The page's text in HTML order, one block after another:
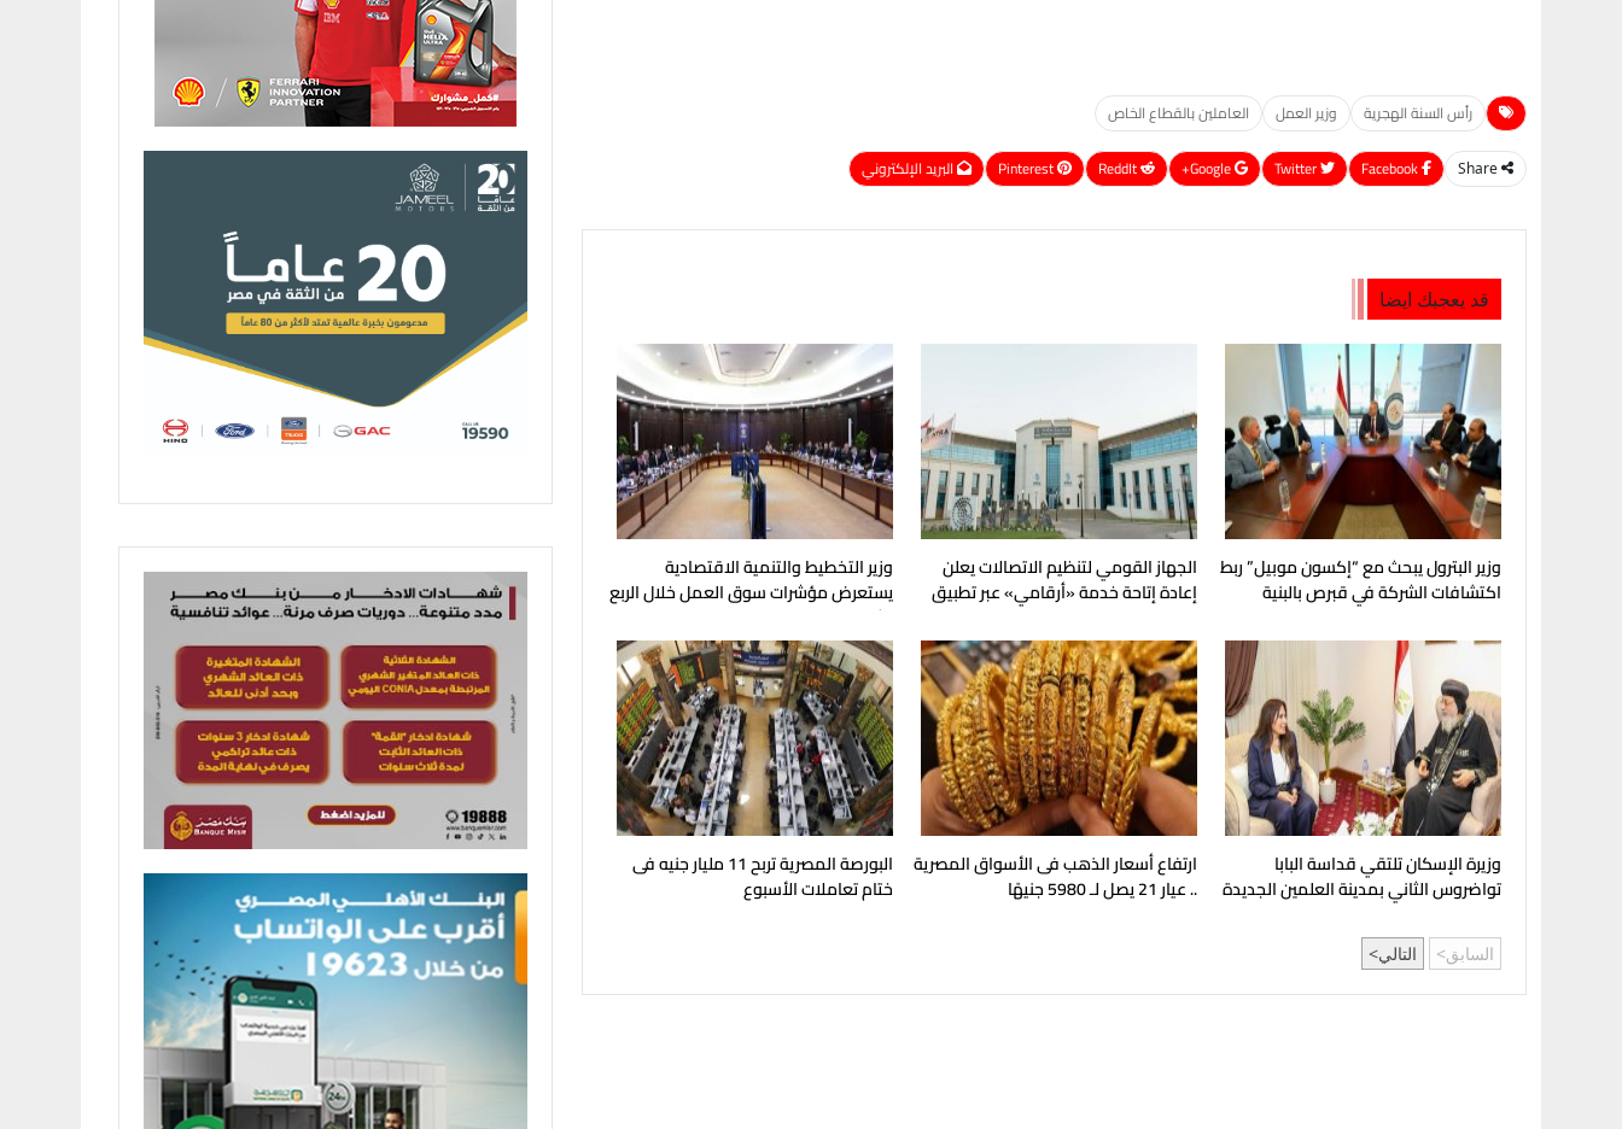
رأس السنة الهجرية وزير العمل العاملين بالقطاع الخاص
Share
Google+
ReddIt
Pinterest البريد الإلكتروني
قد يعجبك ايضا
وزير البترول يبحث مع “إكسون موبيل” ربط
اكتشافات الشركة في قبرص بالبنية
الجهاز القومي لتنظيم الاتصالات يعلن
إعادة إتاحة خدمة «أرقامي» عبر تطبيق
وزير التخطيط والتنمية الاقتصادية
يستعرض مؤشرات سوق العمل خلال الربع
الثاني من عام 2026
وزيرة الإسكان تلتقي قداسة البابا
تواضروس الثاني بمدينة العلمين الجديدة
ارتفاع أسعار الذهب فى الأسواق المصرية
.. عيار 21 يصل لـ 5980 جنيهًا
البورصة المصرية تربح 11 مليار جنيه فى
ختام تعاملات الأسبوع
السابق التالي